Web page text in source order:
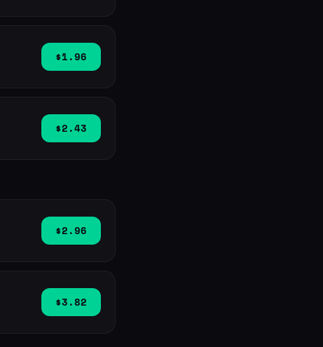
$1.96
$2.43
$2.96
$3.82